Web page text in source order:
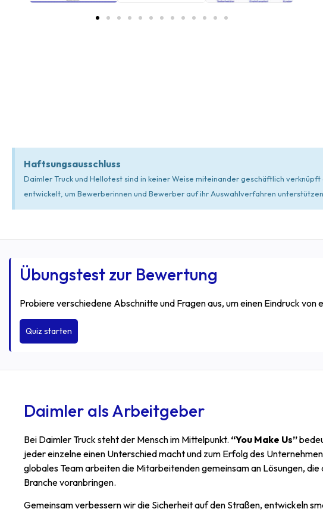
Haftsungsausschluss
Daimler Truck und Hellotest sind in keiner Weise miteinander geschäftlich
entwickelt, um Bewerberinnen und Bewerber auf ihr Auswahlverfahren
Übungstest zur Bewertung
Probiere verschiedene Abschnitte und Fragen aus, um einen Eindruck
Daimler als Arbeitgeber
Bei Daimler Truck steht der Mensch im Mittelpunkt. “You Make Us”
jeder einzelne einen Unterschied macht und zum Erfolg des
globales Team arbeiten die Mitarbeitenden gemeinsam an Lösungen,
Branche voranbringen.
Gemeinsam verbessern wir die Sicherheit auf den Straßen, entwickeln